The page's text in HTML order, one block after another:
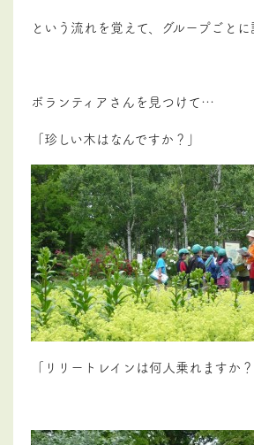
という流れを覚えて、グループごとに
ボランティアさんを見つけて…
「珍しい木はなんですか？」
「リリートレインは何人乗れますか？